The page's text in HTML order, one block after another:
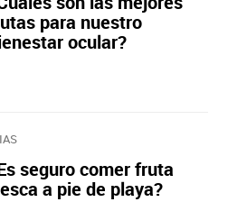
para nuestro
ocular?
seguro comer fruta
a pie de playa?